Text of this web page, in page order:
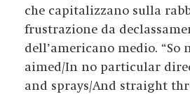
che capitalizzano sulla
frustrazione da
dell’americano medio. “So
aimed/In no particular
and sprays/And straight